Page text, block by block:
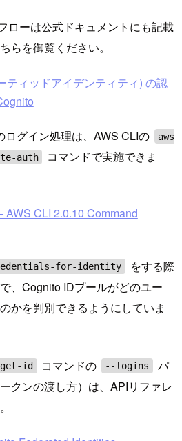
ローは公式ドキュメントにも記載
らを御覧ください。
ティッドアイデンティティ) の認
グイン処理は、AWS CLIの
aws
auth
コマンドで実施できま
CLI 2.0.10 Command
for-identity
をする際
、Cognito IDプールがどのユー
かを判別できるようにしていま
id コマンドの --logins
パ
クンの渡し方）は、APIリファレ